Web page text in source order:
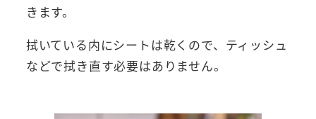
きます。
拭いている内にシートは乾くので、ティッシュ
などで拭き直す必要はありません。